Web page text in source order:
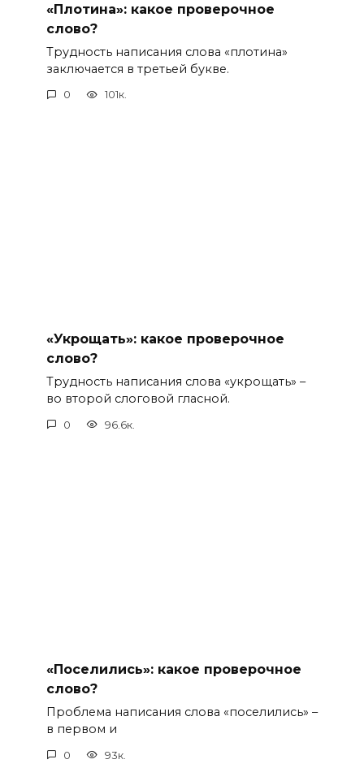
«Плотина»: какое проверочное
слово?
Трудность написания слова «плотина»
заключается в третьей букве.
0 101к.
«Укрощать»: какое проверочное
слово?
Трудность написания слова «укрощать» –
во второй слоговой гласной.
0 96.6к.
«Поселились»: какое проверочное
слово?
Проблема написания слова «поселились» –
в первом и
0 93к.